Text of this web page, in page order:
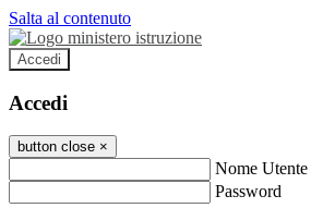
Salta al contenuto
Accedi
Accedi
button close ×
Nome Utente
Password